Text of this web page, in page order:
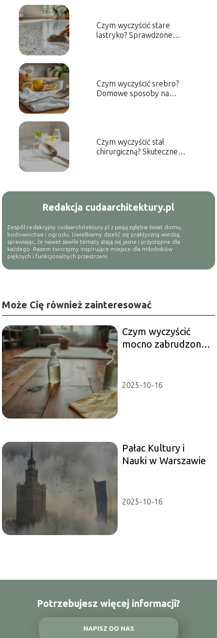
Czym wyczyścić stare
lastryko? Sprawdzone
Czym wyczyścić srebro?
Domowe sposoby na
Czym wyczyścić stal
chirurgiczną? Skuteczne
Redakcja cudaarchitektury.pl
Zespół redakcyjny cudaarchitektury.pl z pasją zgłębia świat domu,
budownictwa i ogrodu. Uwielbiamy dzielić się praktyczną wiedzą,
sprawiając, że nawet zawiłe tematy stają się jasne i przystępne dla
każdego. Razem tworzymy inspirujące miejsce dla miłośników
pięknych i funkcjonalnych przestrzeni.
Może Cię również zainteresować
Czym wyczyścić
mocno zabrudzone
metody czyszczenia
2025-10-16
Pałac Kultury i
Nauki w Warszawie
2025-10-16
Potrzebujesz więcej informacji?
NAPISZ DO NAS